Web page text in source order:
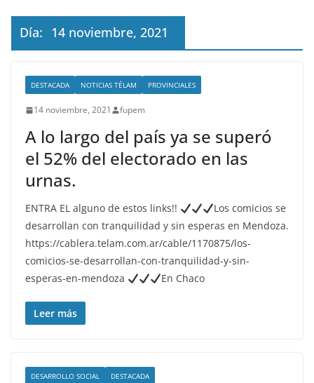
Día: 14 noviembre, 2021
DESTACADA NOTICIAS TÉLAM PROVINCIALES
14 noviembre, 2021 fupem
A lo largo del país ya se superó
el 52% del electorado en las
urnas.
ENTRA EL alguno de estos links!!
Los comicios se
desarrollan con tranquilidad y sin esperas en Mendoza.
https://cablera.telam.com.ar/cable/1170875/los-
comicios-se-desarrollan-con-tranquilidad-y-sin-
esperas-en-mendoza
En Chaco
Leer más
DESARROLLO SOCIAL
DESTACADA